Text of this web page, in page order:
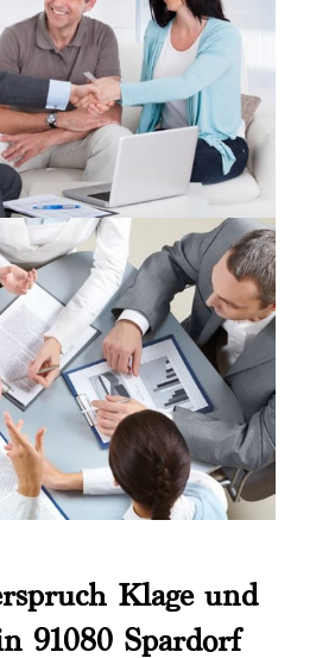
Klage und
91080 Spardorf